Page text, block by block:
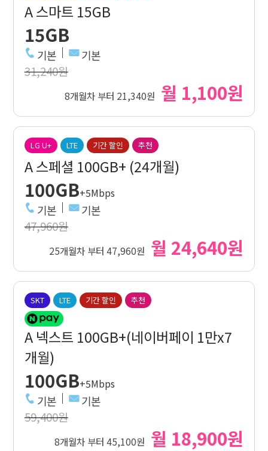
A 스마트 15GB
15GB
기본 기본
31,240원
8개월차 부터 21,340원 월 1,100원
LG U+ LTE 기간 할인 추천
A 스페셜 100GB+ (24개월)
100GB+5Mbps
기본 기본
47,960원
25개월차 부터 47,960원 월 24,640원
SKT LTE 기간 할인 추천
A 넥스트 100GB+(네이버페이 1만x7
개월)
100GB+5Mbps
기본 기본
59,400원
8개월차 부터 45,100원 월 18,900원